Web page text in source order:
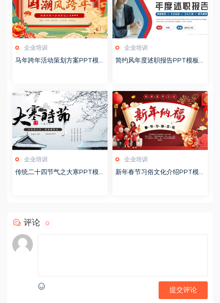
企业培训
马年跨年活动策划方案PPT模
企业培训
简约风年度述职报告PPT模板2
企业培训
传统二十四节气之大寒PPT模
企业培训
新年春节习俗文化介绍PPT模
评论 0
提交评论